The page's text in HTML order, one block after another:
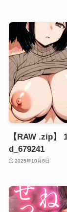
【RAW .zip】
d_679241
2025年10月8日